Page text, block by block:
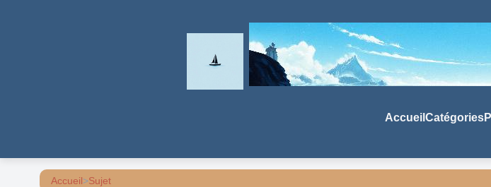
Accueil Catégories
Accueil>Sujet